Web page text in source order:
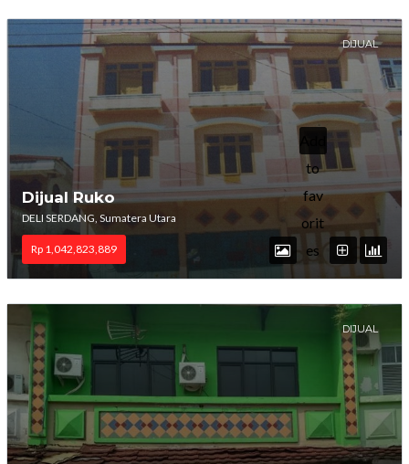
DIJUAL
to
fav
orit
es
Dijual Ruko
DELI SERDANG, Sumatera Utara
Rp 1,042,823,889
DIJUAL